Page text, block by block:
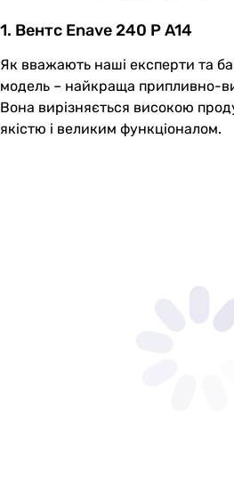
1. Вентс Enave 240 P A14
Як вважають наші експерти та
модель – найкраща припливно-
Вона вирізняється високою
якістю і великим функціоналом.